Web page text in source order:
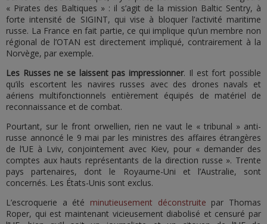
« Pirates des Baltiques » : il s’agit de la mission Baltic Sentry, à
forte intensité de SIGINT, qui vise à bloquer l’activité maritime
russe. La France en fait partie, ce qui implique qu’un membre non
régional de l’OTAN est directement impliqué, contrairement à la
Norvège, par exemple.
Les Russes ne se laissent pas impressionner. Il est fort possible
qu’ils escortent les navires russes avec des drones navals et
aériens multifonctionnels entièrement équipés de matériel de
reconnaissance et de combat.
Pourtant, sur le front orwellien, rien ne vaut le « tribunal » anti-
russe annoncé le 9 mai par les ministres des affaires étrangères
de l’UE à Lviv, conjointement avec Kiev, pour « demander des
comptes aux hauts représentants de la direction russe ». Trente
pays partenaires, dont le Royaume-Uni et l’Australie, sont
concernés. Les États-Unis sont exclus.
L’escroquerie a été minutieusement déconstruite par Thomas
Roper, qui est maintenant vicieusement diabolisé et censuré par